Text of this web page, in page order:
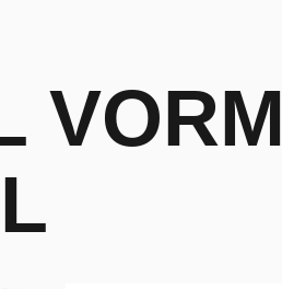
VORM